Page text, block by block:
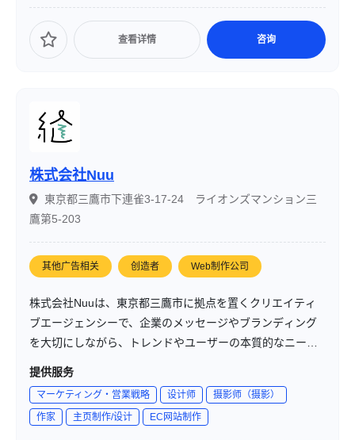
查看详情 咨询
株式会社Nuu
東京都三鷹市下連雀3-17-24 ライオンズマンション三
鷹第5-203
其他广告相关 创造者 Web制作公司
株式会社Nuuは、東京都三鷹市に拠点を置くクリエイティ
ブエージェンシーで、企業のメッセージやブランディング
を大切にしながら、トレンドやユーザーの本質的なニーズ
を見極め、認知拡大や顧客ロイヤリティ向上を目的とした
提供服务
マーケティング・営業戦略 设计师
摄影师（摄影）
作家
主页制作/设计 EC网站制作